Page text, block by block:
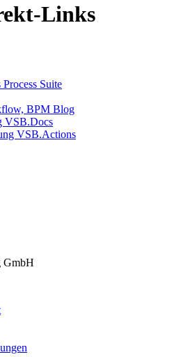
Links
Suite
BPM Blog
VSB.Docs
VSB.Actions
GmbH